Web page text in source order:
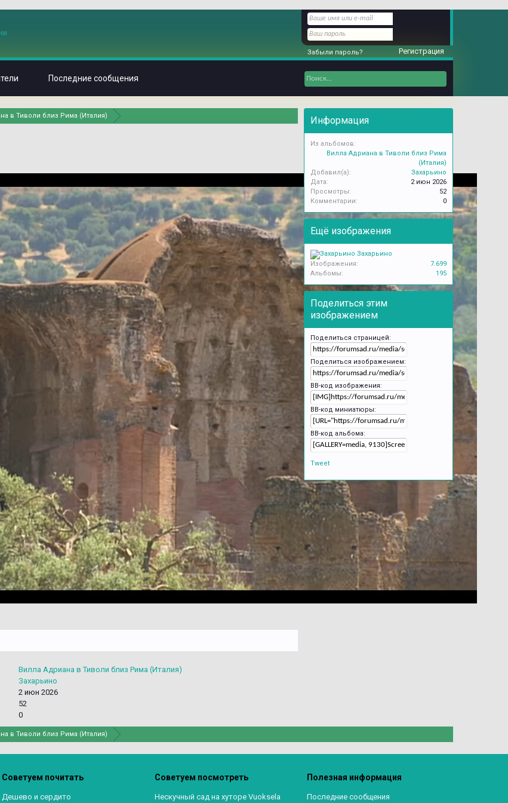
в Тиволи близ Рима (Италия)
Вилла Адриана в Тиволи близ Рима (Италия)
Захарьино
2 июн 2026
52
0
Информация
Из альбомов:
Вилла Адриана в Тиволи близ Рима
(Италия)
Добавил(а):
Захарьино
Дата:
2 июн 2026
Просмотры:
52
Комментарии:
0
Ещё изображения
Захарьино
Изображения:
7.699
Альбомы:
195
Поделиться этим
изображением
Поделиться страницей:
Поделиться изображением:
BB-код изображения:
BB-код миниатюры:
BB-код альбома:
Tweet
в Тиволи близ Рима (Италия)
Забыли пароль? Регистрация
Последние сообщения
Советуем почитать
Дешево и сердито
Советуем посмотреть
Нескучный сад на хуторе Vuoksela
Полезная информация
Последние сообщения